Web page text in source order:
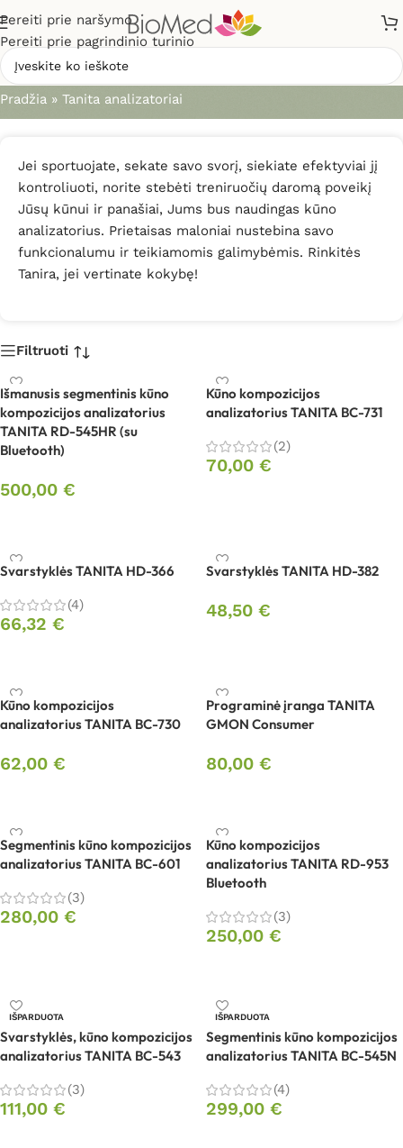
Pereiti prie naršymo
Pereiti prie pagrindinio turinio
Tanita analizatoriai
Pradžia » Tanita analizatoriai
Jei sportuojate, sekate savo svorį, siekiate efektyviai jį
kontroliuoti, norite stebėti treniruočių daromą poveikį
Jūsų kūnui ir panašiai, Jums bus naudingas kūno
analizatorius. Prietaisas maloniai nustebina savo
funkcionalumu ir teikiamomis galimybėmis. Rinkitės
Tanira, jei vertinate kokybę!
Filtruoti
Išmanusis segmentinis kūno
kompozicijos analizatorius
TANITA RD-545HR (su
Bluetooth)
500,00 €
Kūno kompozicijos
analizatorius TANITA BC-731
(2)
70,00 €
Svarstyklės TANITA HD-366
(4)
66,32 €
Svarstyklės TANITA HD-382
48,50 €
Kūno kompozicijos
analizatorius TANITA BC-730
62,00 €
Programinė įranga TANITA
GMON Consumer
80,00 €
Segmentinis kūno kompozicijos
analizatorius TANITA BC-601
(3)
280,00 €
Kūno kompozicijos
analizatorius TANITA RD-953
Bluetooth
(3)
250,00 €
IŠPARDUOTA
Svarstyklės, kūno kompozicijos
analizatorius TANITA BC-543
(3)
111,00 €
IŠPARDUOTA
Segmentinis kūno kompozicijos
analizatorius TANITA BC-545N
(4)
299,00 €